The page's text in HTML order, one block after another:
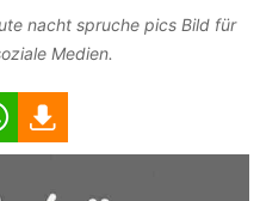
nacht spruche pics Bild für
Medien.